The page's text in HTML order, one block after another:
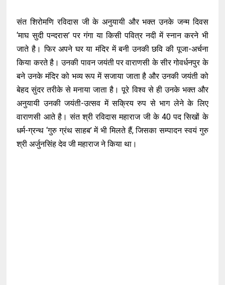
संत शिरोमणि रविदास जी के अनुयायी और भक्त उनके जन्म दिवस
‘माघ सुदी पन्दरास’ पर गंगा या किसी पवित्र नदी में स्नान करने भी
जाते है। फिर अपने घर या मंदिर में बनी उनकी छवि की पूजा-अर्चना
किया करते है। उनकी पावन जयंती पर वाराणसी के सीर गोवर्धनपुर के
बने उनके मंदिर को भव्य रूप में सजाया जाता है और उनकी जयंती को
बेहद सुंदर तरीके से मनाया जाता है। पूरे विश्व से ही उनके भक्त और
अनुयायी उनकी जयंती-उत्सव में सक्रिय रुप से भाग लेने के लिए
वाराणसी आते है। संत श्री रविदास महाराज जी के 40 पद सिखों के
धर्म-ग्रन्थ ‘गुरु ग्रंथ साहब’ में भी मिलते हैं, जिसका सम्पादन स्वयं गुरु
श्री अर्जुनसिंह देव जी महाराज ने किया था।